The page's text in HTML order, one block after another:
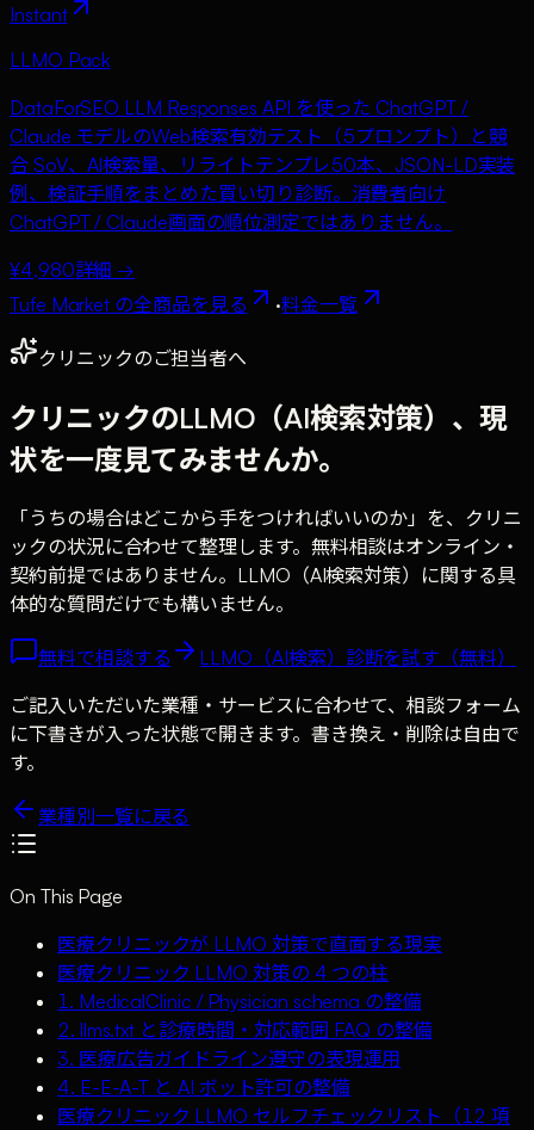
Instant
LLMO Pack
DataForSEO LLM Responses API を使った ChatGPT /
Claude モデルのWeb検索有効テスト（5プロンプト）と競
合 SoV、AI検索量、リライトテンプレ50本、JSON-LD実装
例、検証手順をまとめた買い切り診断。消費者向け
ChatGPT / Claude画面の順位測定ではありません。
¥4,980詳細 →
Tufe Market の全商品を見る
·料金一覧
クリニックのご担当者へ
クリニックのLLMO（AI検索対策）、現
状を一度見てみませんか。
「うちの場合はどこから手をつければいいのか」を、クリニ
ックの状況に合わせて整理します。無料相談はオンライン・
契約前提ではありません。LLMO（AI検索対策）に関する具
体的な質問だけでも構いません。
無料で相談する
LLMO（AI検索）診断を試す（無料）
ご記入いただいた業種・サービスに合わせて、相談フォーム
に下書きが入った状態で開きます。書き換え・削除は自由で
す。
業種別一覧に戻る
On This Page
医療クリニックが LLMO 対策で直面する現実
医療クリニック LLMO 対策の 4 つの柱
1. MedicalClinic / Physician schema の整備
2. llms.txt と診療時間・対応範囲 FAQ の整備
3. 医療広告ガイドライン遵守の表現運用
4. E-E-A-T と AI ボット許可の整備
医療クリニック LLMO セルフチェックリスト（12 項